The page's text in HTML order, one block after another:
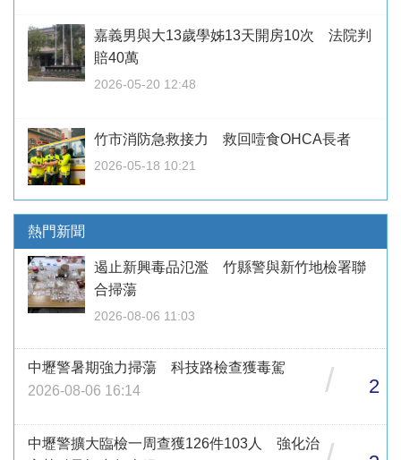
嘉義男與大13歲學姊13天開房10次 法院判
賠40萬
2026-05-20 12:48
竹市消防急救接力 救回噎食OHCA長者
2026-05-18 10:21
熱門新聞
遏止新興毒品氾濫 竹縣警與新竹地檢署聯
合掃蕩
2026-08-06 11:03
中壢警暑期強力掃蕩 科技路檢查獲毒駕
2026-08-06 16:14
/ 2
中壢警擴大臨檢一周查獲126件103人 強化治